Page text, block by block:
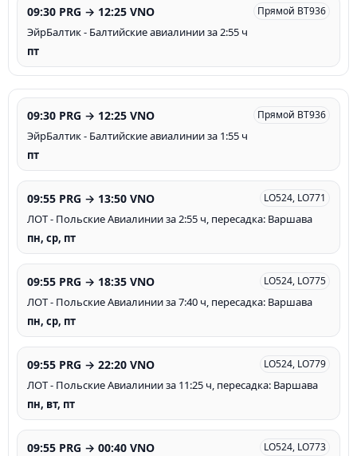
09:30 PRG → 12:25 VNO Прямой BT936
ЭйрБалтик - Балтийские авиалинии за 2:55 ч
пт
09:30 PRG → 12:25 VNO Прямой BT936
ЭйрБалтик - Балтийские авиалинии за 1:55 ч
пт
09:55 PRG → 13:50 VNO LO524, LO771
ЛОТ - Польские Авиалинии за 2:55 ч, пересадка: Варшава
пн, ср, пт
09:55 PRG → 18:35 VNO LO524, LO775
ЛОТ - Польские Авиалинии за 7:40 ч, пересадка: Варшава
пн, ср, пт
09:55 PRG → 22:20 VNO LO524, LO779
ЛОТ - Польские Авиалинии за 11:25 ч, пересадка: Варшава
пн, вт, пт
09:55 PRG → 00:40 VNO LO524, LO773